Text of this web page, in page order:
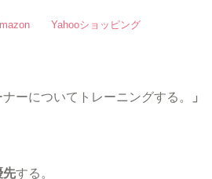
Yahooショッピング
ーについてトレーニングする。 」
先する。